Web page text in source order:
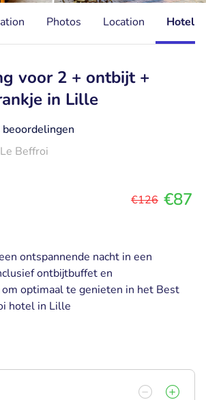
Photos Location Hotel
voor 2 + ontbijt +
in Lille
beoordelingen
Beffroi
€126 €87
ontspannende nacht in een
ontbijtbuffet en
optimaal te genieten in het Best
hotel in Lille